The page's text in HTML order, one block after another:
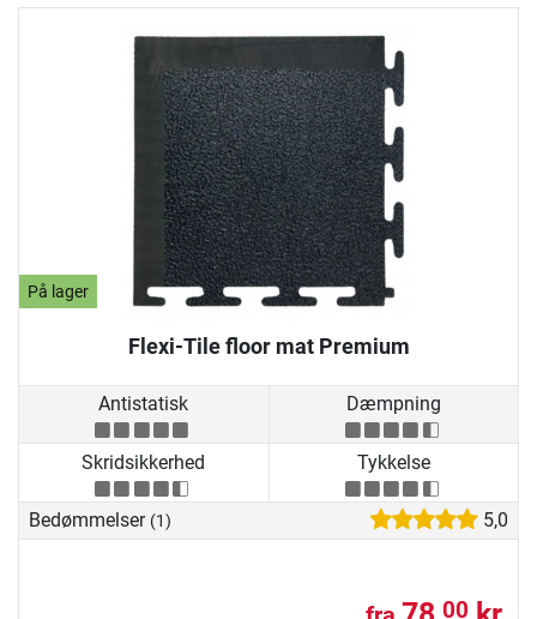
På lager
Flexi-Tile floor mat Premium
Antistatisk Dæmpning
Skridsikkerhed Tykkelse
Bedømmelser (1) 5,0
00